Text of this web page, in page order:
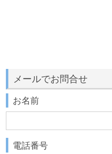
メールでお問合せ
お名前
電話番号